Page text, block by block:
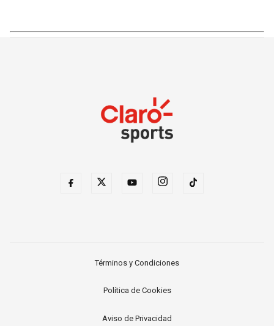
Términos y Condiciones
Política de Cookies
Aviso de Privacidad